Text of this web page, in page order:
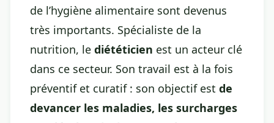
de l’hygiène alimentaire sont devenus
très importants. Spécialiste de la
nutrition, le diététicien est un acteur clé
dans ce secteur. Son travail est à la fois
préventif et curatif : son objectif est de
devancer les maladies, les surcharges